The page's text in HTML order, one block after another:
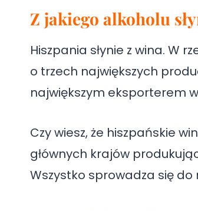
Z jakiego alkoholu
Hiszpania słynie z wina. W
o trzech największych
największym eksporterem
Czy wiesz, że hiszpańskie
głównych krajów
Wszystko sprowadza się